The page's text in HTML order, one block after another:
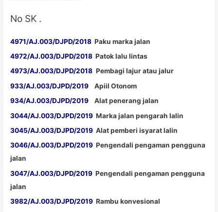
No SK .
4971/AJ.003/DJPD/2018 Paku marka jalan
4972/AJ.003/DJPD/2018 Patok lalu lintas
4973/AJ.003/DJPD/2018 Pembagi lajur atau jalur
933/AJ.003/DJPD/2019 Apiil Otonom
934/AJ.003/DJPD/2019 Alat penerang jalan
3044/AJ.003/DJPD/2019 Marka jalan pengarah lalin
3045/AJ.003/DJPD/2019 Alat pemberi isyarat lalin
3046/AJ.003/DJPD/2019 Pengendali pengaman pengguna
jalan
3047/AJ.003/DJPD/2019 Pengendali pengaman pengguna
jalan
3982/AJ.003/DJPD/2019 Rambu konvesional